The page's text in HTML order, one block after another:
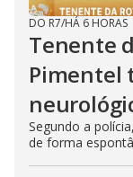
DO R7/HÁ 6 HORAS
Tenente
Pimentel
Segundo a
de forma